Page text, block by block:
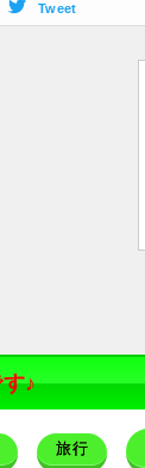
Tweet
♪
旅行